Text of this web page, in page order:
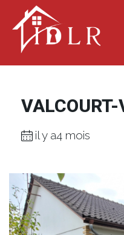
il y a4 mois